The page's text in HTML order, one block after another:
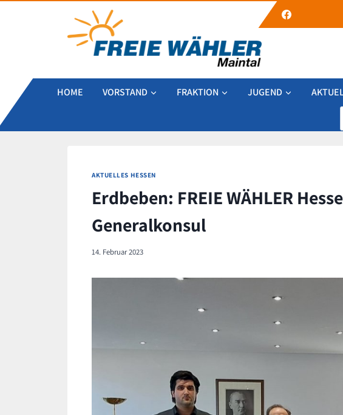
HOME VORSTAND FRAKTION JUGEND
AKTUELLES HESSEN
Erdbeben: FREIE WÄHLER
Generalkonsul
14. Februar 2023